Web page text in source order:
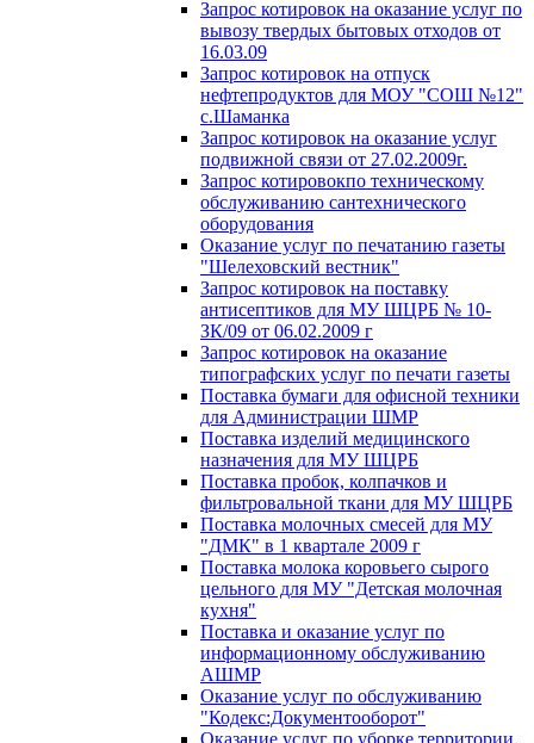
Запрос котировок на оказание услуг по
вывозу твердых бытовых отходов от
16.03.09
Запрос котировок на отпуск
нефтепродуктов для МОУ "СОШ №12"
с.Шаманка
Запрос котировок на оказание услуг
подвижной связи от 27.02.2009г.
Запрос котировокпо техническому
обслуживанию сантехнического
оборудования
Оказание услуг по печатанию газеты
"Шелеховский вестник"
Запрос котировок на поставку
антисептиков для МУ ШЦРБ № 10-
ЗК/09 от 06.02.2009 г
Запрос котировок на оказание
типографских услуг по печати газеты
Поставка бумаги для офисной техники
для Администрации ШМР
Поставка изделий медицинского
назначения для МУ ШЦРБ
Поставка пробок, колпачков и
фильтровальной ткани для МУ ШЦРБ
Поставка молочных смесей для МУ
"ДМК" в 1 квартале 2009 г
Поставка молока коровьего сырого
цельного для МУ "Детская молочная
кухня"
Поставка и оказание услуг по
информационному обслуживанию
АШМР
Оказание услуг по обслуживанию
"Кодекс:Документооборот"
Оказание услуг по уборке территории,